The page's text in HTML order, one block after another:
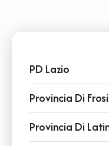
PD Lazio
Provincia Di
Provincia Di